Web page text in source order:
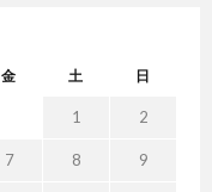
金 土 日
1 2
7 8 9